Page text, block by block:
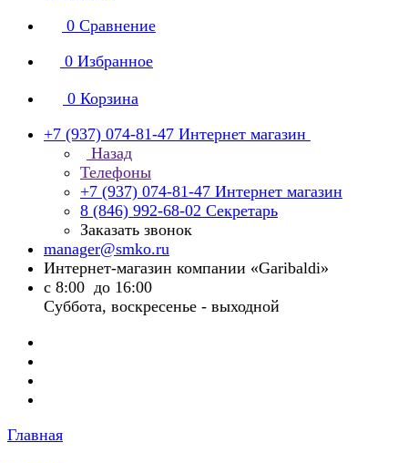
0 Сравнение
0 Избранное
0 Корзина
+7 (937) 074-81-47 Интернет магазин
Назад
Телефоны
+7 (937) 074-81-47 Интернет магазин
8 (846) 992-68-02 Секретарь
Заказать звонок
manager@smko.ru
Интернет-магазин компании «Garibaldi»
с 8:00 до 16:00
Суббота, воскресенье - выходной
Главная